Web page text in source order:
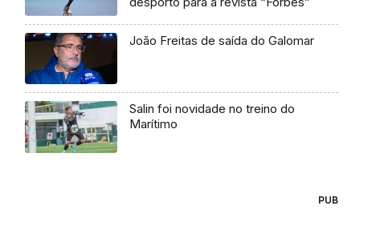
João Freitas de saída do Galomar
Salin foi novidade no treino do
Marítimo
PUB